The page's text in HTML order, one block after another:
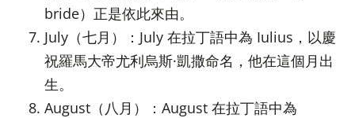
bride）正是依此來由。
July（七月）：July 在拉丁語中為 Iulius，以慶
祝羅馬大帝尤利烏斯·凱撒命名，他在這個月出
生。
August（八月）：August 在拉丁語中為